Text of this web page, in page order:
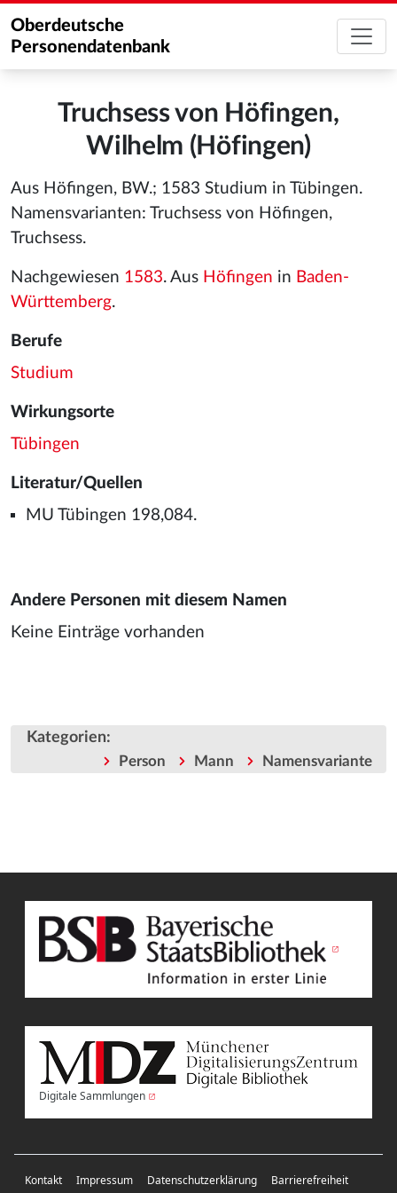
Oberdeutsche
Personendatenbank
Truchsess von Höfingen,
Wilhelm (Höfingen)
Aus Höfingen, BW.; 1583 Studium in Tübingen.
Namensvarianten: Truchsess von Höfingen,
Truchsess.
Nachgewiesen 1583. Aus Höfingen in Baden-
Württemberg.
Berufe
Studium
Wirkungsorte
Tübingen
Literatur/Quellen
MU Tübingen 198,084.
Andere Personen mit diesem Namen
Keine Einträge vorhanden
Kategorien:
Person Mann Namensvariante
Digitale Sammlungen
Kontakt Impressum Datenschutzerklärung Barrierefreiheit